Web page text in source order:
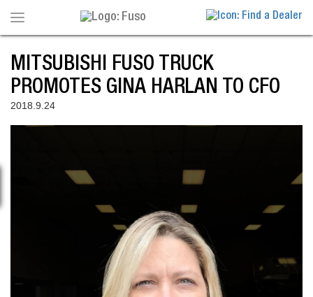
Toggle
navigation
MITSUBISHI FUSO TRUCK
PROMOTES GINA HARLAN TO CFO
2018.9.24